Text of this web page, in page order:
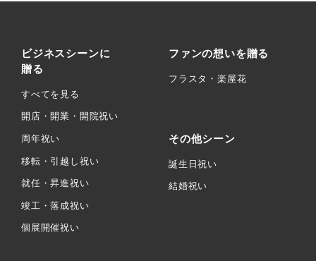
ビジネスシーンに
贈る
すべてを見る
開店・開業・開院祝い
周年祝い
移転・引越し祝い
就任・昇進祝い
竣工・落成祝い
個展開催祝い
ファンの想いを贈る
フラスタ・楽屋花
その他シーン
誕生日祝い
結婚祝い